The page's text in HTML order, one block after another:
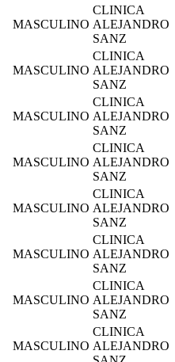
MASCULINO
CLINICA
ALEJANDRO
SANZ
MASCULINO
CLINICA
ALEJANDRO
SANZ
MASCULINO
CLINICA
ALEJANDRO
SANZ
MASCULINO
CLINICA
ALEJANDRO
SANZ
MASCULINO
CLINICA
ALEJANDRO
SANZ
MASCULINO
CLINICA
ALEJANDRO
SANZ
MASCULINO
CLINICA
ALEJANDRO
SANZ
MASCULINO
CLINICA
ALEJANDRO